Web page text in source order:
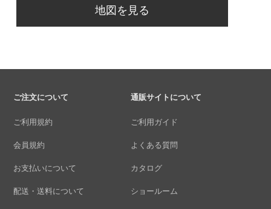
地図を見る
ご注文について
ご利用規約
会員規約
お支払いについて
配送・送料について
通販サイトについて
ご利用ガイド
よくある質問
カタログ
ショールーム